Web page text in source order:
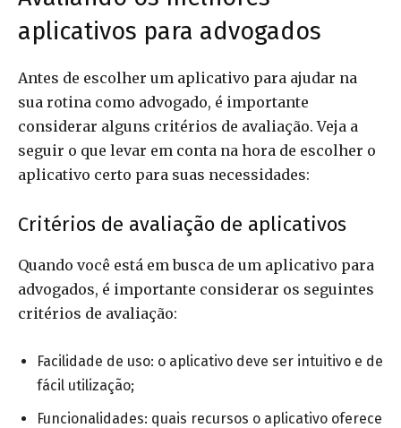
aplicativos para advogados
Antes de escolher um aplicativo para ajudar na
sua rotina como advogado, é importante
considerar alguns critérios de avaliação. Veja a
seguir o que levar em conta na hora de escolher o
aplicativo certo para suas necessidades:
Critérios de avaliação de aplicativos
Quando você está em busca de um aplicativo para
advogados, é importante considerar os seguintes
critérios de avaliação:
Facilidade de uso: o aplicativo deve ser intuitivo e de
fácil utilização;
Funcionalidades: quais recursos o aplicativo oferece